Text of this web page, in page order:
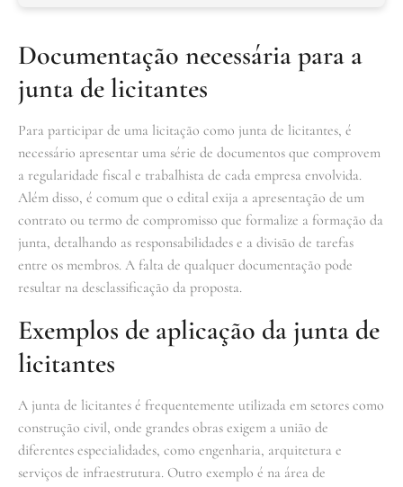
Documentação necessária para a
junta de licitantes
Para participar de uma licitação como junta de licitantes, é
necessário apresentar uma série de documentos que comprovem
a regularidade fiscal e trabalhista de cada empresa envolvida.
Além disso, é comum que o edital exija a apresentação de um
contrato ou termo de compromisso que formalize a formação da
junta, detalhando as responsabilidades e a divisão de tarefas
entre os membros. A falta de qualquer documentação pode
resultar na desclassificação da proposta.
Exemplos de aplicação da junta de
licitantes
A junta de licitantes é frequentemente utilizada em setores como
construção civil, onde grandes obras exigem a união de
diferentes especialidades, como engenharia, arquitetura e
serviços de infraestrutura. Outro exemplo é na área de